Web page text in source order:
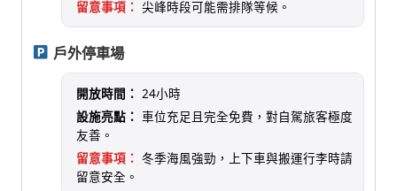
留意事項： 尖峰時段可能需排隊等候。
戶外停車場
開放時間： 24小時
設施亮點： 車位充足且完全免費，對自駕旅客極度
友善。
留意事項： 冬季海風強勁，上下車與搬運行李時請
留意安全。